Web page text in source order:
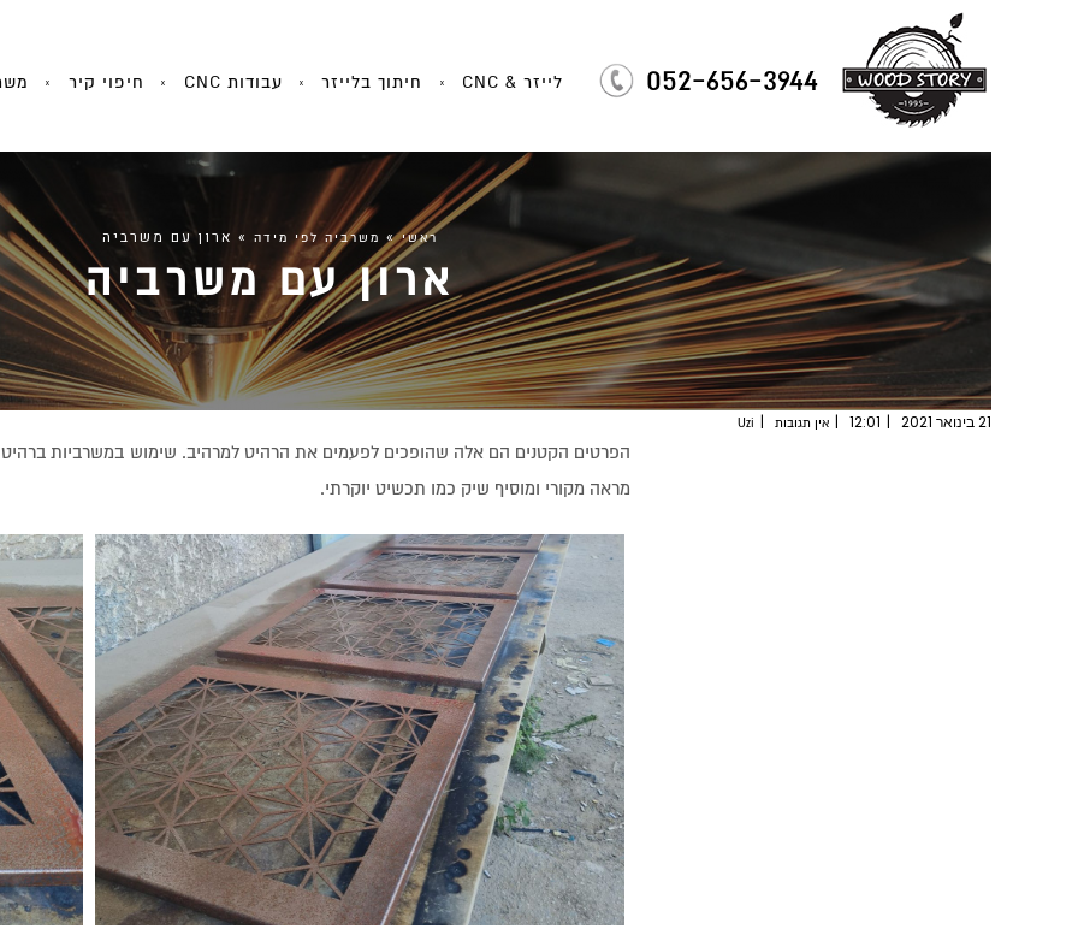
052-656-3944 לייזר & CNC חיתוך בלייזר עבודות CNC חיפוי קיר
ראשי » משרביה לפי מידה » ארון עם משרביה
ארון עם משרביה
21 בינואר 2021 12:01 אין תגובות Uzi
הפרטים הקטנים הם אלה שהופכים לפעמים את הרהיט למרהיב. שימוש במשרביות
מראה מקורי ומוסיף שיק כמו תכשיט יוקרתי.